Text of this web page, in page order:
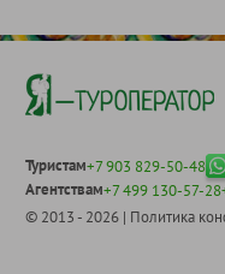
Туристам+7 903 829-50-48
Агентствам+7 499 130-57-28
© 2013 - 2026 | Политика